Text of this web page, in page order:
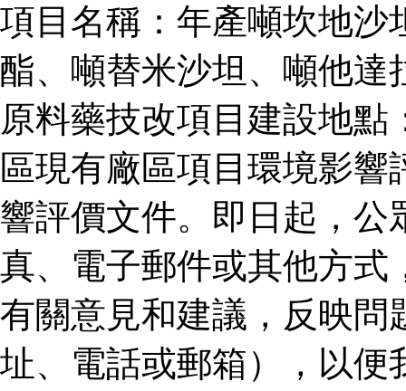
項目名稱：年產噸坎地沙
酯、噸替米沙坦、噸他達
原料藥技改項目建設地
區現有廠區項目環境影
響評價文件。即日起，公
真、電子郵件或其他方式
有關意見和建議，反映問
址、電話或郵箱），以便